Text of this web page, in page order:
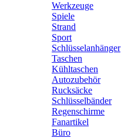
Werkzeuge
Spiele
Strand
Sport
Schlüsselanhänger
Taschen
Kühltaschen
Autozubehör
Rucksäcke
Schlüsselbänder
Regenschirme
Fanartikel
Büro